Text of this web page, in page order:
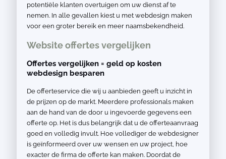
potentiële klanten overtuigen om uw dienst af te
nemen. In alle gevallen kiest u met webdesign maken
voor een groter bereik en meer naamsbekendheid.
Website offertes vergelijken
Offertes vergelijken = geld op kosten
webdesign besparen
De offerteservice die wij u aanbieden geeft u inzicht in
de prijzen op de markt. Meerdere professionals maken
aan de hand van de door u ingevoerde gegevens een
offerte op. Het is dus belangrijk dat u de offerteaanvraag
goed en volledig invult. Hoe vollediger de webdesigner
is geïnformeerd over uw wensen en uw project, hoe
exacter de firma de offerte kan maken. Doordat de